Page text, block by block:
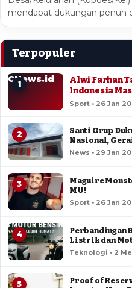
mendapat dukungan penuh
Terpopuler
CNews.id
1
Alwi Farhan
Indonesia
Sport • 26 Jan
2
Santi Grup
Nasional,
Jadi yang
News • 29 Jan
3
Maguire
MU!
Sport • 26 Jan
4
Perbandingan
Listrik dan
Hemat?
Teknologi • 2
5
Proof of